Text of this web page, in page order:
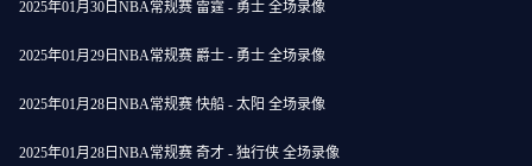
2025年01月30日NBA常规赛 雷霆 - 勇士 全场录像
2025年01月29日NBA常规赛 爵士 - 勇士 全场录像
2025年01月28日NBA常规赛 快船 - 太阳 全场录像
2025年01月28日NBA常规赛 奇才 - 独行侠 全场录像